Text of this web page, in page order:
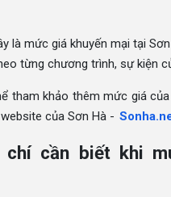
là mức giá khuyến mại tại
từng chương trình, sự kiện
tham khảo thêm mức giá
của Sơn Hà -
chí cần biết khi